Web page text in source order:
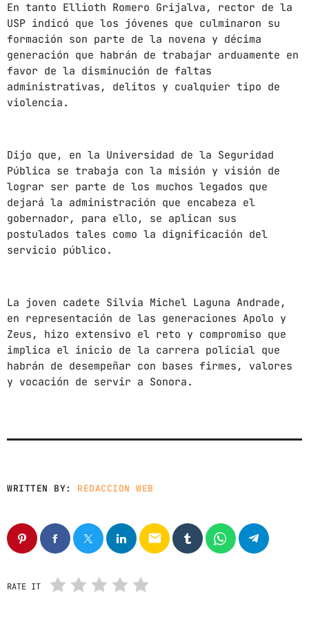
CHART
1 SUNSHINE
TOMMY BLUES add_shopping_cart
3 INTO THE SKY
MIKE LOST add_shopping_cart
FULL TRACKLIST
En tanto Ellioth Romero Grijalva, rector de la
USP indicó que los jóvenes que culminaron su
formación son parte de la novena y décima
generación que habrán de trabajar arduamente en
favor de la disminución de faltas
administrativas, delitos y cualquier tipo de
violencia.
Dijo que, en la Universidad de la Seguridad
Pública se trabaja con la misión y visión de
lograr ser parte de los muchos legados que
dejará la administración que encabeza el
gobernador, para ello, se aplican sus
postulados tales como la dignificación del
servicio público.
La joven cadete Silvia Michel Laguna Andrade,
en representación de las generaciones Apolo y
Zeus, hizo extensivo el reto y compromiso que
implica el inicio de la carrera policial que
habrán de desempeñar con bases firmes, valores
y vocación de servir a Sonora.
WRITTEN BY: REDACCION WEB
email
RATE IT